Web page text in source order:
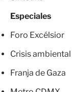
Especiales
Foro Excélsior
Crisis ambiental
Franja de Gaza